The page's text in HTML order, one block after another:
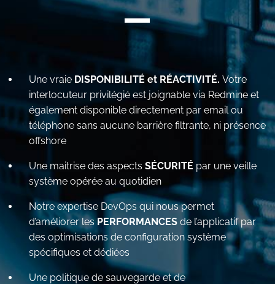
Une vraie DISPONIBILITÉ et RÉACTIVITÉ. Votre
interlocuteur privilégié est joignable via Redmine et
également disponible directement par email ou
téléphone sans aucune barrière filtrante, ni présence
offshore
Une maitrise des aspects SÉCURITÉ par une veille
système opérée au quotidien
Notre expertise DevOps qui nous permet
d’améliorer lesPERFORMANCES de l’applicatif par
des optimisations de configuration système
spécifiques et dédiées
Une politique de sauvegarde et de